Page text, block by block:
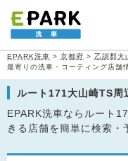
EPARK洗車 > 京都府 > 乙訓郡大
最寄りの洗車・コーティング店舗
ルート171大山崎TS周
EPARK洗車ならルート
きる店舗を簡単に検索・